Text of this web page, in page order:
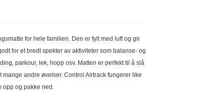
for hele familien. Den er fylt med luft og gir
for et bredt spekter av aktiviteter som balanse- og
parkour, lek, hopp osv. Matten er perfekt til å slå
andre øvelser. Control Airtrack fungerer like
og pakke ned.